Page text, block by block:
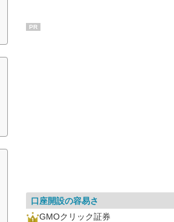
PR
口座開設の容易さ
GMOクリック証券